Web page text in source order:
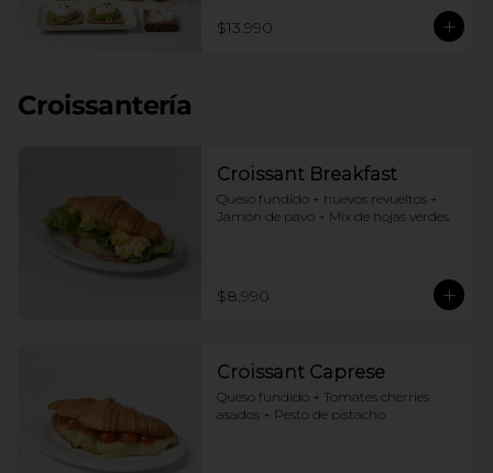
$13.990
Croissantería
Croissant Breakfast
Queso fundido + huevos revueltos +
Jamón de pavo + Mix de hojas verdes
$8.990
Croissant Caprese
Queso fundido + Tomates cherries
asados + Pesto de pistacho